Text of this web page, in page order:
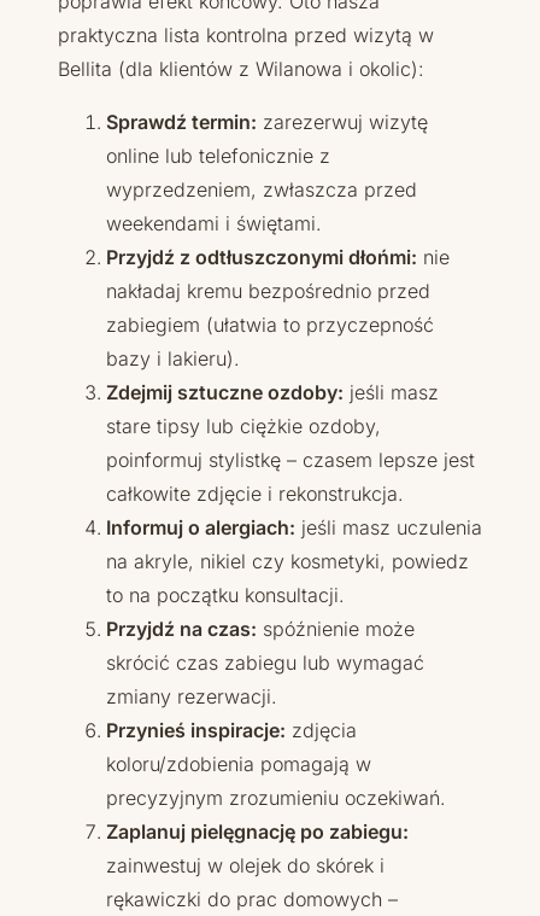
praktyczna lista kontrolna przed wizytą w
Bellita (dla klientów z Wilanowa i okolic):
Sprawdź termin: zarezerwuj wizytę
online lub telefonicznie z
wyprzedzeniem, zwłaszcza przed
weekendami i świętami.
Przyjdź z odtłuszczonymi dłońmi: nie
nakładaj kremu bezpośrednio przed
zabiegiem (ułatwia to przyczepność
bazy i lakieru).
Zdejmij sztuczne ozdoby: jeśli masz
stare tipsy lub ciężkie ozdoby,
poinformuj stylistkę – czasem lepsze jest
całkowite zdjęcie i rekonstrukcja.
Informuj o alergiach: jeśli masz uczulenia
na akryle, nikiel czy kosmetyki, powiedz
to na początku konsultacji.
Przyjdź na czas: spóźnienie może
skrócić czas zabiegu lub wymagać
zmiany rezerwacji.
Przynieś inspiracje: zdjęcia
koloru/zdobienia pomagają w
precyzyjnym zrozumieniu oczekiwań.
Zaplanuj pielęgnację po zabiegu:
zainwestuj w olejek do skórek i
rękawiczki do prac domowych –